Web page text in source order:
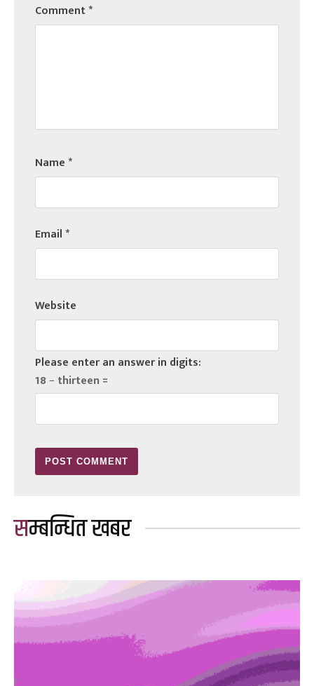
Comment*
Name*
Email*
Website
Please enter an answer in digits:
18 − thirteen =
सम्बन्धित खबर